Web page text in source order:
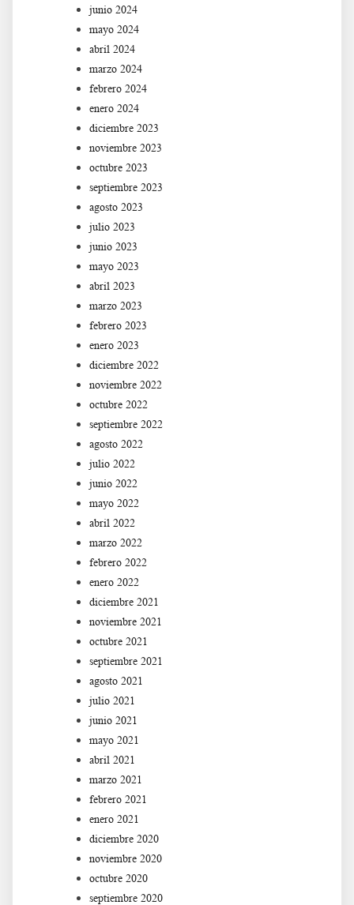
junio 2024
mayo 2024
abril 2024
marzo 2024
febrero 2024
enero 2024
diciembre 2023
noviembre 2023
octubre 2023
septiembre 2023
agosto 2023
julio 2023
junio 2023
mayo 2023
abril 2023
marzo 2023
febrero 2023
enero 2023
diciembre 2022
noviembre 2022
octubre 2022
septiembre 2022
agosto 2022
julio 2022
junio 2022
mayo 2022
abril 2022
marzo 2022
febrero 2022
enero 2022
diciembre 2021
noviembre 2021
octubre 2021
septiembre 2021
agosto 2021
julio 2021
junio 2021
mayo 2021
abril 2021
marzo 2021
febrero 2021
enero 2021
diciembre 2020
noviembre 2020
octubre 2020
septiembre 2020